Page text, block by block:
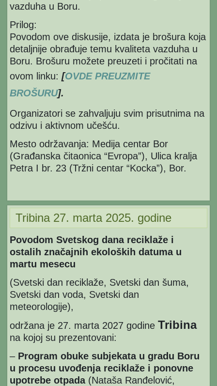
vazduha u Boru.
Prilog:
Povodom ove diskusije, izdata je brošura koja
detaljnije obrađuje temu kvaliteta vazduha u
Boru. Brošuru možete preuzeti i pročitati na
ovom linku:[OVDE PREUZMITE
BROŠURU].
Organizatori se zahvaljuju svim prisutnima na
odzivu i aktivnom učešću.
Mesto održavanja: Medija centar Bor
(Građanska čitaonica “Evropa”), Ulica kralja
Petra I br. 23 (Tržni centar “Kocka”), Bor.
Tribina 27. marta 2025. godine
Povodom Svetskog dana reciklaže i
ostalih značajnih ekoloških datuma u
martu mesecu
(Svetski dan reciklaže, Svetski dan šuma,
Svetski dan voda, Svetski dan
meteorologije),
održana je 27. marta 2027 godineTribina
na kojoj su prezentovani:
– Program obuke subjekata u gradu Boru
u procesu uvođenja reciklaže i ponovne
upotrebe otpada(Nataša Ranđelović,